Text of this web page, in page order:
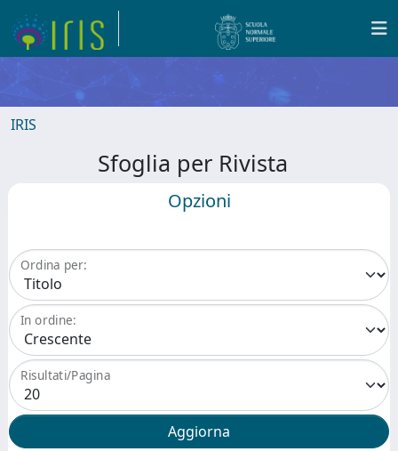
IRIS
Sfoglia per Rivista
Opzioni
Ordina per:
In ordine:
Risultati/Pagina